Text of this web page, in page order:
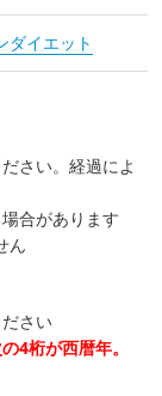
ダイエット
さい。経過によ
合があります
ん
さい
4桁が西暦年。